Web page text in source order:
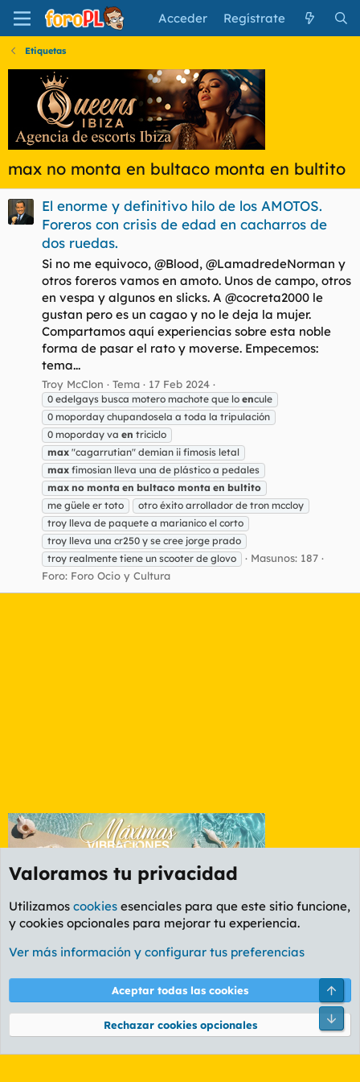
Acceder Regístrate
Etiquetas
max no monta en bultaco monta en bultito
El enorme y definitivo hilo de los AMOTOS.
Foreros con crisis de edad en cacharros de
dos ruedas.
Si no me equivoco, @Blood, @LamadredeNorman y
otros foreros vamos en amoto. Unos de campo, otros
en vespa y algunos en slicks. A @cocreta2000 le
gustan pero es un cagao y no le deja la mujer.
Compartamos aquí experiencias sobre esta noble
forma de pasar el rato y moverse. Empecemos:
tema...
Troy McClon Tema 17 Feb 2024
0 edelgays busca motero machote que lo encule
0 moporday chupandosela a toda la tripulación
0 moporday va en triciclo
max "cagarrutian" demian ii fimosis letal
max fimosian lleva una de plástico a pedales
max no monta en bultaco monta en bultito
me güele er toto
otro éxito arrollador de tron mccloy
troy lleva de paquete a marianico el corto
troy lleva una cr250 y se cree jorge prado
troy realmente tiene un scooter de glovo
Masunos: 187
Foro: Foro Ocio y Cultura
Etiquetas
Cookies
PL OLDSTYLE AMARILLO
Términos y reglas Política de privacidad Ayuda
Community platform by XenForo® © 2010-2026 XenForo Ltd.
Valoramos tu privacidad
Utilizamos cookies esenciales para que este sitio funcione,
y cookies opcionales para mejorar tu experiencia.
Ver más información y configurar tus preferencias
Aceptar todas las cookies
Rechazar cookies opcionales
Pie